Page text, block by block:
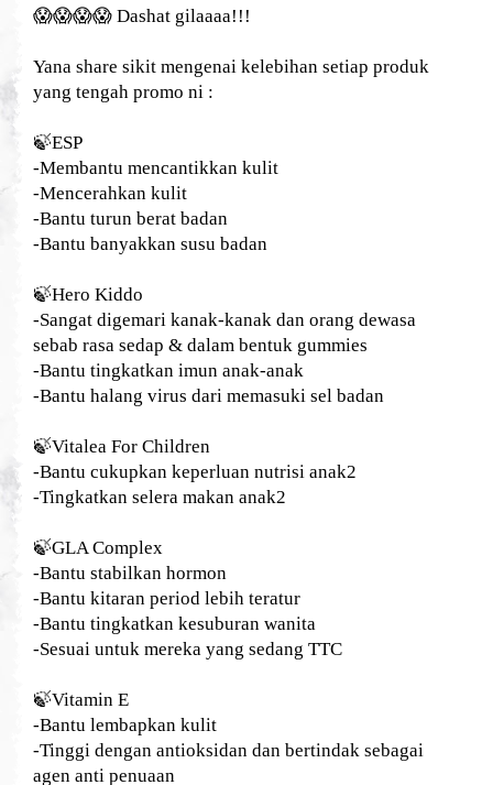
😱😱😱😱 Dashat gilaaaa!!!
Yana share sikit mengenai kelebihan setiap produk
yang tengah promo ni :
🍃ESP
-Membantu mencantikkan kulit
-Mencerahkan kulit
-Bantu turun berat badan
-Bantu banyakkan susu badan
🍃Hero Kiddo
-Sangat digemari kanak-kanak dan orang dewasa
sebab rasa sedap & dalam bentuk gummies
-Bantu tingkatkan imun anak-anak
-Bantu halang virus dari memasuki sel badan
🍃Vitalea For Children
-Bantu cukupkan keperluan nutrisi anak2
-Tingkatkan selera makan anak2
🍃GLA Complex
-Bantu stabilkan hormon
-Bantu kitaran period lebih teratur
-Bantu tingkatkan kesuburan wanita
-Sesuai untuk mereka yang sedang TTC
🍃Vitamin E
-Bantu lembapkan kulit
-Tinggi dengan antioksidan dan bertindak sebagai
agen anti penuaan